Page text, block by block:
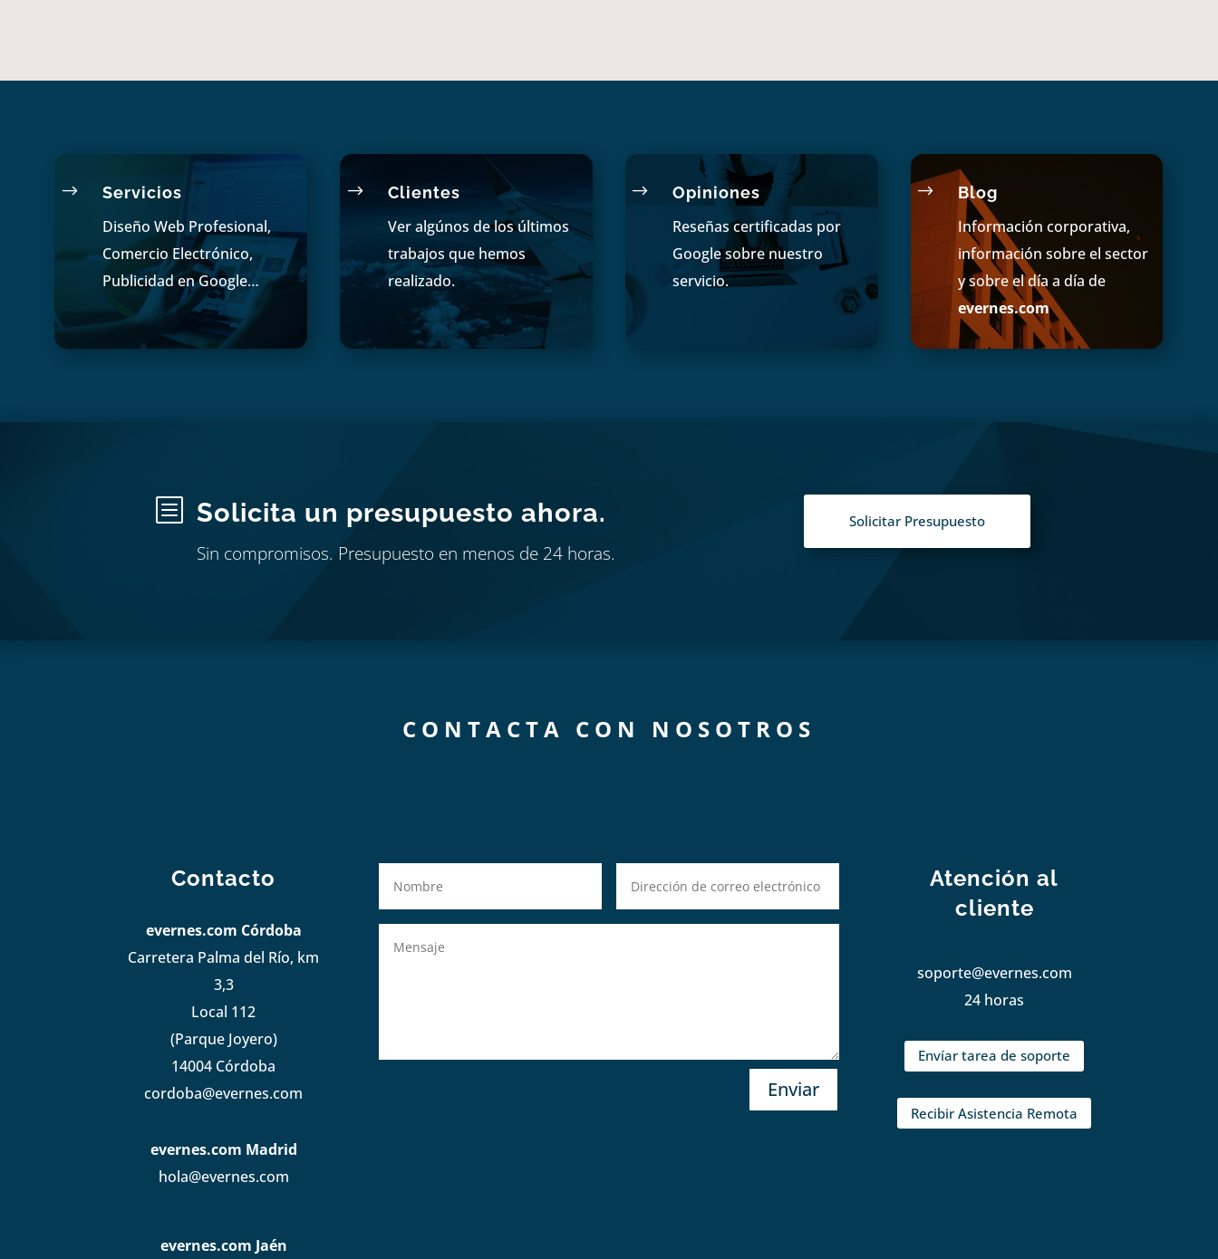
$ Servicios
Diseño Web Profesional,
Comercio Electrónico,
Publicidad en Google…
$ Clientes
Ver algúnos de los últimos
trabajos que hemos
realizado.
$ Opiniones
Reseñas certificadas por
Google sobre nuestro
servicio.
$ Blog
Información corporativa,
información sobre el sector
y sobre el día a día de
evernes.com
b Solicita un presupuesto ahora.
Sin compromisos. Presupuesto en menos de 24 horas.
Solicitar Presupuesto
CONTACTA CON NOSOTROS
Contacto
evernes.com Córdoba
Carretera Palma del Río, km
3,3
Local 112
(Parque Joyero)
14004 Córdoba
cordoba@evernes.com
evernes.com Madrid
hola@evernes.com
evernes.com Jaén
Enviar
Atención al
cliente
soporte@evernes.com
24 horas
Envíar tarea de soporte
Recibir Asistencia Remota